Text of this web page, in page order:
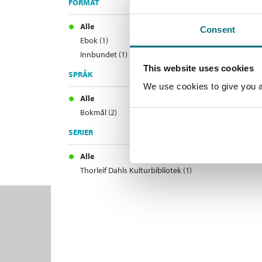
Consent
This website uses cookies
We use cookies to give you
Alle
Ebok (1)
Innbundet (1)
SPRÅK
Alle
Bokmål (2)
SERIER
Alle
Thorleif Dahls Kulturbibliotek (1)